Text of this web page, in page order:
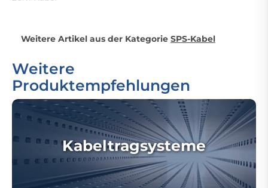
Weitere Artikel aus der Kategorie SPS-Kabel
Weitere
Produktempfehlungen
Kabeltragsysteme